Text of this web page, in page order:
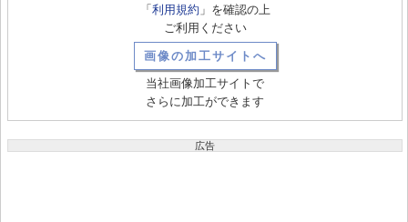
「 利用規約 」を確認の上
ご利用ください
画像の加工サイトへ
当社画像加工サイトで
さらに加工ができます
広告